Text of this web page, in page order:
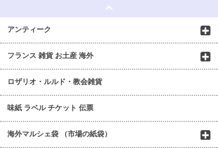
アンティーク
フランス 雑貨 お土産 海外
ロザリオ・ルルド・教会雑貨
味紙 ラベル チケット 伝票
海外マルシェ袋 （市場の紙袋）